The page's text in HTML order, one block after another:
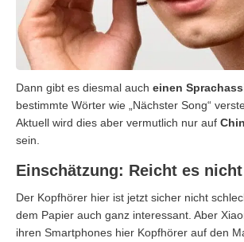
Dann gibt es diesmal auch einen
bestimmte Wörter wie „Nächster Song“
Aktuell wird dies aber vermutlich nur auf
sein.
Einschätzung: Reicht es
Der Kopfhörer hier ist jetzt sicher nicht
dem Papier auch ganz interessant. Aber
ihren Smartphones hier Kopfhörer auf den